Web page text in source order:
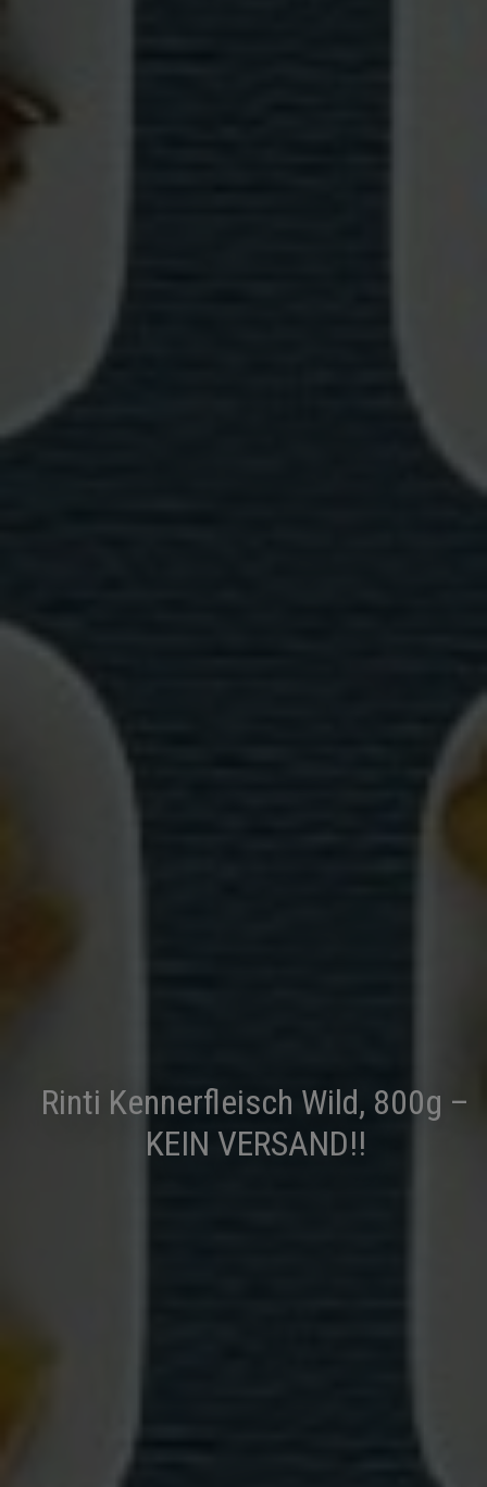
Rinti Kennerfleisch Wild, 800g –
KEIN VERSAND!!